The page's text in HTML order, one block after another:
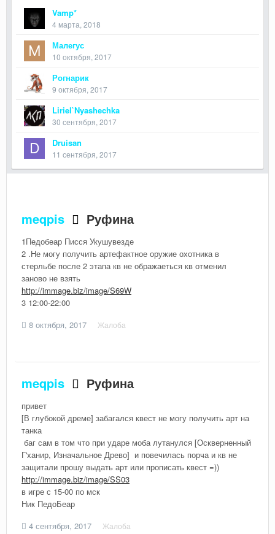
Vamp*
4 марта, 2018
Малегус
10 октября, 2017
Рогнарик
9 октября, 2017
Liriel`Nyashechka
30 сентября, 2017
Druisan
11 сентября, 2017
meqpis Руфина
1Педобеар Писся Укушувезде
2 .Не могу получить артефактное оружие охотника в
стерльбе после 2 этапа кв не ображаеться кв отменил
заново не взять
http://immage.biz/image/S69W
3 12:00-22:00
8 октября, 2017
Жалоба
meqpis Руфина
привет
[В глубокой дреме] забагался квест не могу получить арт на
танка
баг сам в том что при ударе моба лутанулся [Оскверненный
Г'ханир, Изначальное Древо] и повечилась порча и кв не
защитали прошу выдать арт или прописать квест =))
http://immage.biz/image/SS03
в игре с 15-00 по мск
Ник ПедоБеар
4 сентября, 2017
Жалоба